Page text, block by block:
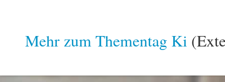
Mehr zum Thementag Ki